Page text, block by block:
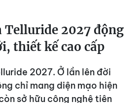
Telluride 2027 động
thiết kế cao cấp
2027. Ở lần lên đời
chỉ mang diện mạo hiện
sở hữu công nghệ tiên